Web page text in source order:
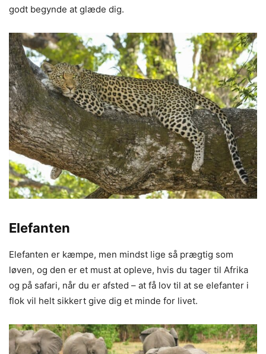
godt begynde at glæde dig.
Elefanten
Elefanten er kæmpe, men mindst lige så prægtig som
løven, og den er et must at opleve, hvis du tager til Afrika
og på safari, når du er afsted – at få lov til at se elefanter i
flok vil helt sikkert give dig et minde for livet.